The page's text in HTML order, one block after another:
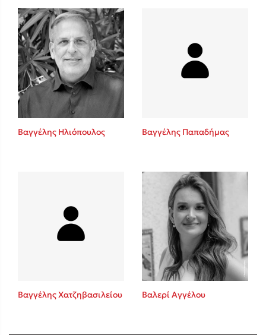
Βαγγέλης Ηλιόπουλος Βαγγέλης Παπαδήμας
Βαγγέλης Χατζηβασιλείου Βαλερί Αγγέλου